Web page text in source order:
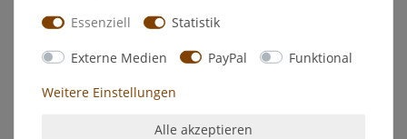
C.Kreul Bastelfarbe
Acryl-Glanzlack auf Wasserbasis, für Holz, Papier, Pappe,
Wasserverdünnbar, deckend, lichtecht, schnelltrocknend.
Essenziell
Statistik
Externe Medien PayPal Funktional
Weitere Einstellungen
Alle akzeptieren